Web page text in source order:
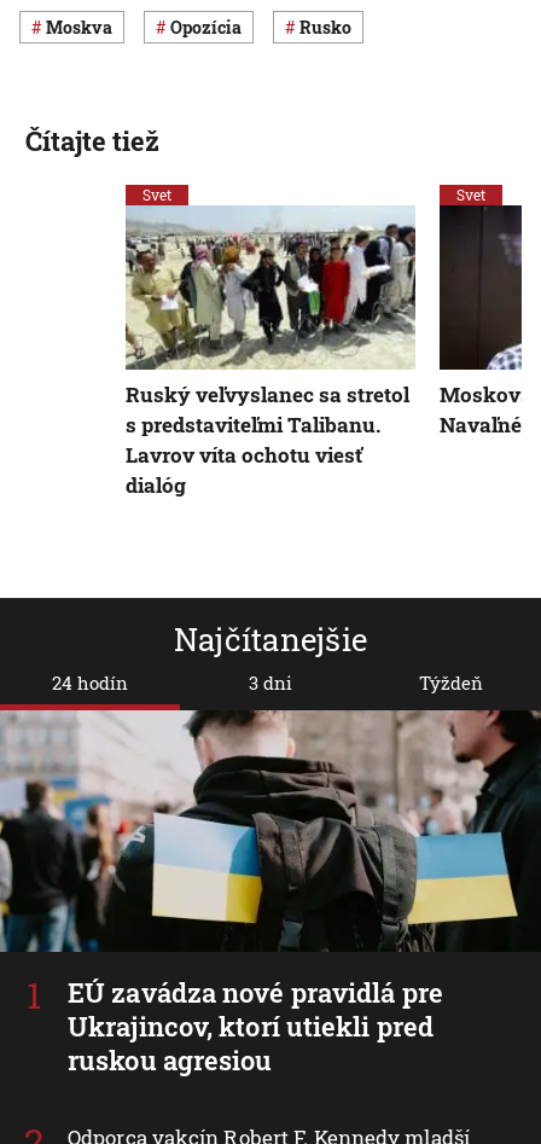
Moskva opozícia Rusko
Najčítanejšie
24 hodín
EÚ zavádza nové pravidlá pre
Ukrajincov, ktorí utiekli pred
ruskou agresiou
Odporca vakcín Robert F. Kennedy mladší
3 dni Týždeň
Čítajte tiež
Svet
Ruský veľvyslanec sa stretol
s predstaviteľmi Talibanu.
Lavrov víta ochotu viesť
dialóg
Svet